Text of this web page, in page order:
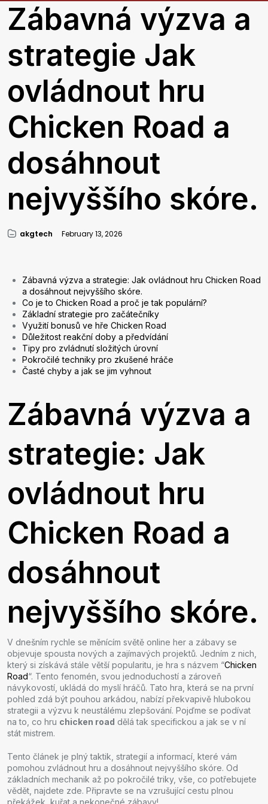
Zábavná výzva a
strategie Jak
ovládnout hru
Chicken Road a
dosáhnout
nejvyššího skóre.
akgtech February 13, 2026
Zábavná výzva a strategie: Jak ovládnout hru Chicken Road
a dosáhnout nejvyššího skóre.
Co je to Chicken Road a proč je tak populární?
Základní strategie pro začátečníky
Využití bonusů ve hře Chicken Road
Důležitost reakční doby a předvídání
Tipy pro zvládnutí složitých úrovní
Pokročilé techniky pro zkušené hráče
Časté chyby a jak se jim vyhnout
Zábavná výzva a
strategie: Jak
ovládnout hru
Chicken Road a
dosáhnout
nejvyššího skóre.
V dnešním rychle se měnícím světě online her a zábavy se
objevuje spousta nových a zajímavých projektů. Jedním z nich,
který si získává stále větší popularitu, je hra s názvem “Chicken
Road“. Tento fenomén, svou jednoduchostí a zároveň
návykovostí, ukládá do myslí hráčů. Tato hra, která se na první
pohled zdá být pouhou arkádou, nabízí překvapivě hlubokou
strategii a výzvu k neustálému zlepšování. Pojďme se podívat
na to, co hru chicken road dělá tak specifickou a jak se v ní
stát mistrem.
Tento článek je plný taktik, strategií a informací, které vám
pomohou zvládnout hru a dosáhnout nejvyššího skóre. Od
základních mechanik až po pokročilé triky, vše, co potřebujete
vědět, najdete zde. Připravte se na vzrušující cestu plnou
překážek, kuřat a nekonečné zábavy!